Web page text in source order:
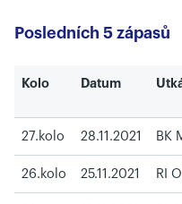
Posledních 5 zápasů
Kolo Datum
27.kolo 28.11.2021 BK
26.kolo 25.11.2021 RI